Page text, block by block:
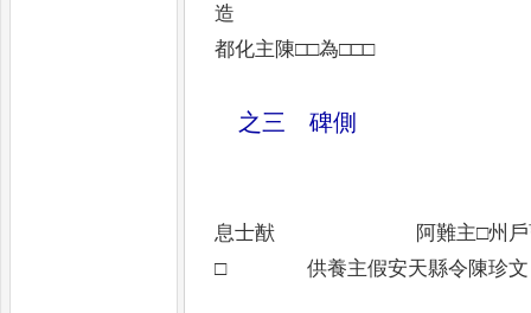
造
都化主陳□□為□□□
之三 碑側
息士猷 阿難主□州戶曹
□ 供養主假安天縣令陳珍文